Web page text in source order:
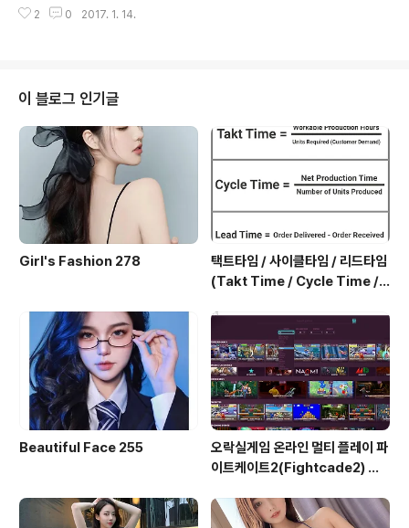
(해) 내게 다가와 매일 생각 하게 해 (해) 내게..
해 (I LOVE YOU LOVE YOU) (Inst.) / 하이솔 4) 상상러
널 (이제 와서) 모른척한다면 난 그대가 미워요 내 눈을 봐
요 oh love oh love oh love oh love oh love 사랑해
널 love love 나와 하늘을 나는 꿈을 꿔요 나만 믿고서 날
아요 이제 주문..
2 0 2017. 1. 14.
이 블로그 인기글
Girl's Fashion 278
택트타임 / 사이클타임 / 리드타임
(Takt Time / Cycle Time / L
Beautiful Face 255
오락실게임 온라인 멀티 플레이 파
이트케이트2(Fightcade2) 설